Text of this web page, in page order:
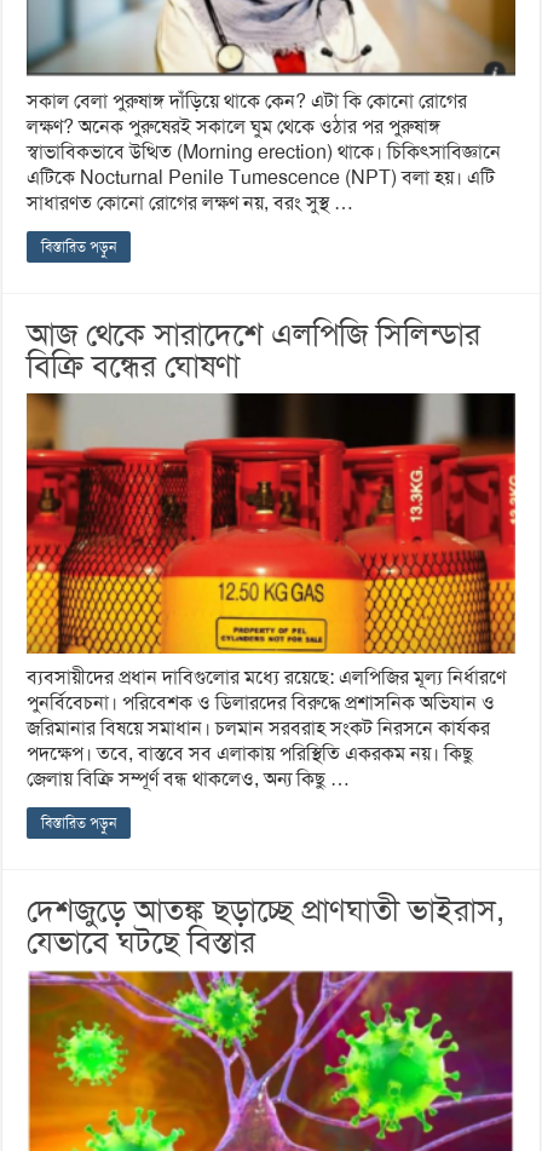
সকাল বেলা পুরুষাঙ্গ দাঁড়িয়ে থাকে কেন? এটা কি কোনো রোগের
লক্ষণ? অনেক পুরুষেরই সকালে ঘুম থেকে ওঠার পর পুরুষাঙ্গ
স্বাভাবিকভাবে উত্থিত (Morning erection) থাকে। চিকিৎসাবিজ্ঞানে
এটিকে Nocturnal Penile Tumescence (NPT) বলা হয়। এটি
সাধারণত কোনো রোগের লক্ষণ নয়, বরং সুস্থ …
বিস্তারিত পড়ুন
আজ থেকে সারাদেশে এলপিজি সিলিন্ডার
বিক্রি বন্ধের ঘোষণা
ব্যবসায়ীদের প্রধান দাবিগুলোর মধ্যে রয়েছে: এলপিজির মূল্য নির্ধারণে
পুনর্বিবেচনা। পরিবেশক ও ডিলারদের বিরুদ্ধে প্রশাসনিক অভিযান ও
জরিমানার বিষয়ে সমাধান। চলমান সরবরাহ সংকট নিরসনে কার্যকর
পদক্ষেপ। তবে, বাস্তবে সব এলাকায় পরিস্থিতি একরকম নয়। কিছু
জেলায় বিক্রি সম্পূর্ণ বন্ধ থাকলেও, অন্য কিছু …
বিস্তারিত পড়ুন
দেশজুড়ে আতঙ্ক ছড়াচ্ছে প্রাণঘাতী ভাইরাস,
যেভাবে ঘটছে বিস্তার